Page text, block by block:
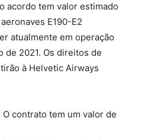
acordo tem valor estimado
E190-E2
atualmente em operação
de 2021. Os direitos de
à Helvetic Airways
contrato tem um valor de